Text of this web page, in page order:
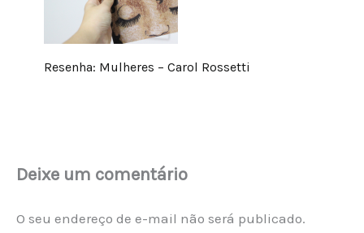
Resenha: Mulheres – Carol Rossetti
Deixe um comentário
O seu endereço de e-mail não será publicado.